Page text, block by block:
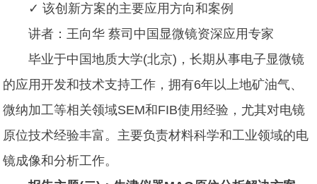
✓ 该创新方案的主要应用方向和案例
讲者：王向华 蔡司中国显微镜资深应用专家
毕业于中国地质大学(北京)，长期从事电子显微镜
的应用开发和技术支持工作，拥有6年以上地矿油气、
微纳加工等相关领域SEM和FIB使用经验，尤其对电镜
原位技术经验丰富。主要负责材料科学和工业领域的电
镜成像和分析工作。